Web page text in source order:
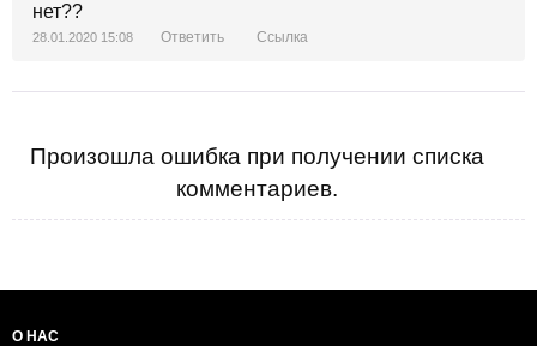
нет??
28.01.2020 15:08 Ответить Ссылка
Произошла ошибка при получении списка
комментариев.
О НАС